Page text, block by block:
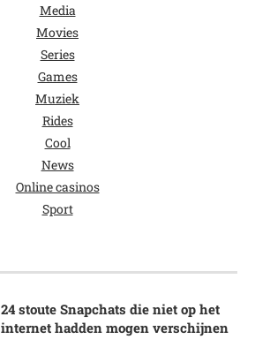
Media
Movies
Series
Games
Muziek
Rides
Cool
News
Online casinos
Sport
24 stoute Snapchats die niet op het
internet hadden mogen verschijnen